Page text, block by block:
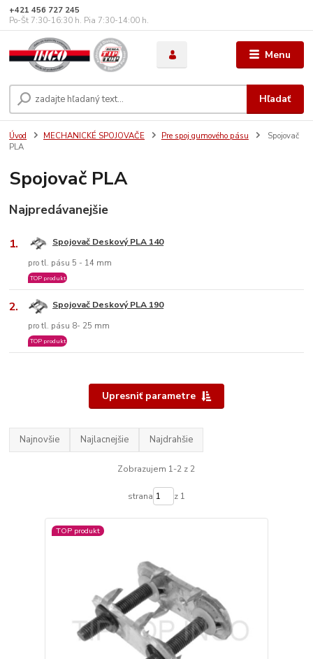
Menu
Hľadať
+421 456 727 245
Po-Št 7:30-16:30 h. Pia 7:30-14:00 h.
Úvod MECHANICKÉ SPOJOVAČE Pre spoj gumového pásu
Spojovač
PLA
Spojovač PLA
Najpredávanejšie
1. Spojovač Deskový PLA 140
pro tl. pásu 5 - 14 mm
TOP produkt
2. Spojovač Deskový PLA 190
pro tl. pásu 8- 25 mm
TOP produkt
Upresniť parametre
Najnovšie Najlacnejšie Najdrahšie
Zobrazujem 1-2 z 2
strana z 1
TOP produkt